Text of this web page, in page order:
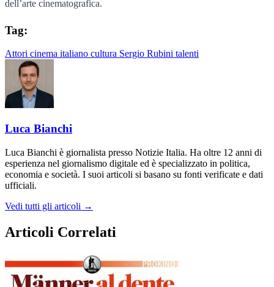
dell’arte cinematografica.
Tag:
Attori cinema italiano cultura Sergio Rubini talenti
Luca Bianchi
Luca Bianchi è giornalista presso Notizie Italia. Ha oltre 12 anni di
esperienza nel giornalismo digitale ed è specializzato in politica,
economia e società. I suoi articoli si basano su fonti verificate e dati
ufficiali.
Vedi tutti gli articoli →
Articoli Correlati